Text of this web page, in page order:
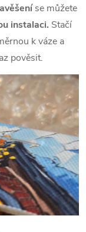
se můžete
instalaci. Stačí
k váze a
pověsit.